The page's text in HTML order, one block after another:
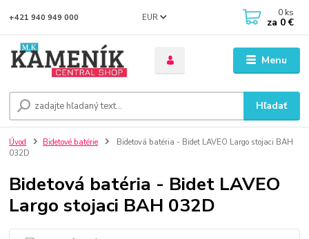
Menu
EUR
Hľadať
+421 940 949 000 0 ks
za 0 €
Úvod Bidetové batérie
Bidetová batéria - Bidet LAVEO Largo stojaci BAH
032D
Bidetová batéria - Bidet LAVEO
Largo stojaci BAH 032D